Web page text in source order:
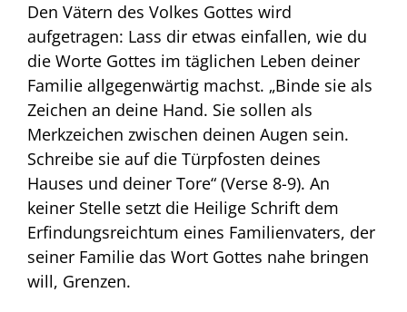
Den Vätern des Volkes Gottes wird
aufgetragen: Lass dir etwas einfallen, wie du
die Worte Gottes im täglichen Leben deiner
Familie allgegenwärtig machst. „Binde sie als
Zeichen an deine Hand. Sie sollen als
Merkzeichen zwischen deinen Augen sein.
Schreibe sie auf die Türpfosten deines
Hauses und deiner Tore“ (Verse 8-9). An
keiner Stelle setzt die Heilige Schrift dem
Erfindungsreichtum eines Familienvaters, der
seiner Familie das Wort Gottes nahe bringen
will, Grenzen.